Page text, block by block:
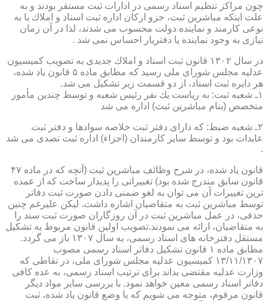
چون مراكز تنظیم اسناد رسمی در ادارات ثبت مستقر بودند و به
علت اینكه مباشرین ثبت، جزو اركان اداره ثبت اسناد و املاك یا به
نوعی كارمند و نماینده دولت محسوب می شدند، لذا در آن زمان
نیازی به وجود نماینده یا دفتریار احساس نمی شد .
در سال ۱۳۰۲ قانون ثبت اسناد و املاك جدیدی به تصویب كمیسیون
عدلیه مجلس شورای ملی رسید كه مطابق ماده ۵ قانون یاد شده،
هر دایره ثبت اسناد، از دو قسمت زیر تشكیل می شد.
۱ـ شعبه ثبت: به ریاست یك نفر رئیس شعبه و توسط چندین مأمور
متخصص (بنام مباشرین ثبت) اداره می شد
۲ـ شعبه ضبط: كه دارای دفتر ثبت خلاصه سوادها و دفتر ثبت
عایدات بود و توسط سایر كارمندان (اجزاء) اداره ثبت تصدی می شد
.
قانون یاد شده، در شرح وظائف مباشرین ثبت (آنچه كه در ماده ۴۷
قانون سابق مندرج شده بود) تغییراتی را پدیدار ساخت كه از عمده
ترین تغییرات آن می توان به لغو ضمنی دادن صورت ثبت دفاتر
توسط مباشرین ثبت به متقاضیان اشاره داشت. لیكن علیرغم چنین
حذفی، در عمل مباشرین ثبت در آن روزگاران صورت ثبت سند را
به متقاضیان، ارائه می نمودند.تصویب اولین قانون مربوط به تشكیل
مستقل دفترخانه های اسناد رسمی، به سال ۱۳۰۷ باز می گردد.
مطابق ماده ۱ قانون تشكیل دفاتر اسناد رسمی مصوب
۱۳/۱۱/۱۳۰۷ كمیسیون عدلیه مجلس شورای ملی، در نقاطی كه
وزارت عدلیه مقتضی بداند برای ترتیب اسناد رسمی، به عده كافی
دفاتر اسناد رسمی معین خواهد نمود. با بررسی سایر مواد دیگر
قانون مرقوم، متوجه می شویم كه با وضع قانون یاد شده، ثبت